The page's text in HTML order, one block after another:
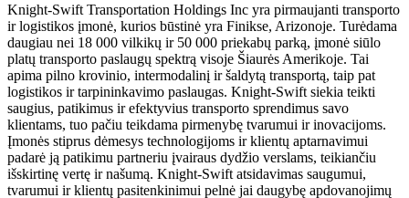
Knight-Swift Transportation Holdings Inc yra pirmaujanti transporto
ir logistikos įmonė, kurios būstinė yra Finikse, Arizonoje. Turėdama
daugiau nei 18 000 vilkikų ir 50 000 priekabų parką, įmonė siūlo
platų transporto paslaugų spektrą visoje Šiaurės Amerikoje. Tai
apima pilno krovinio, intermodalinį ir šaldytą transportą, taip pat
logistikos ir tarpininkavimo paslaugas. Knight-Swift siekia teikti
saugius, patikimus ir efektyvius transporto sprendimus savo
klientams, tuo pačiu teikdama pirmenybę tvarumui ir inovacijoms.
Įmonės stiprus dėmesys technologijoms ir klientų aptarnavimui
padarė ją patikimu partneriu įvairaus dydžio verslams, teikiančiu
išskirtinę vertę ir našumą. Knight-Swift atsidavimas saugumui,
tvarumui ir klientų pasitenkinimui pelnė jai daugybę apdovanojimų